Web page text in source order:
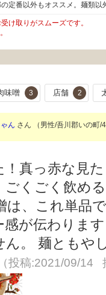
定番以外もオススメ。麺類
け取りがスムーズです。
味噌 3 店舗 2
ん さん （男性/吾川郡いの町/
！真っ赤な見
くごく飲め
は、これ単品
が伝わりま
。 麺ともや
（投稿:2021/09/14